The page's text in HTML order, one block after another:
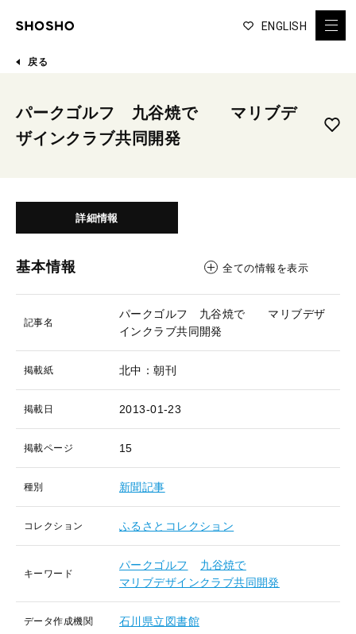
ENGLISH
戻る
パークゴルフ 九谷焼で マリブデ
ザインクラブ共同開発
詳細情報
基本情報 全ての情報を表示
記事名
パークゴルフ 九谷焼で マリブデザ
インクラブ共同開発
掲載紙 北中：朝刊
掲載日 2013-01-23
掲載ページ 15
種別 新聞記事
コレクション ふるさとコレクション
キーワード
パークゴルフ
九谷焼で
マリブデザインクラブ共同開発
データ作成機関 石川県立図書館